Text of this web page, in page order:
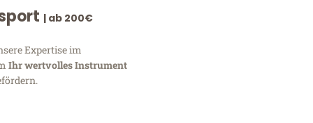
| ab 200€
Expertise im
Ihr wertvolles Instrument